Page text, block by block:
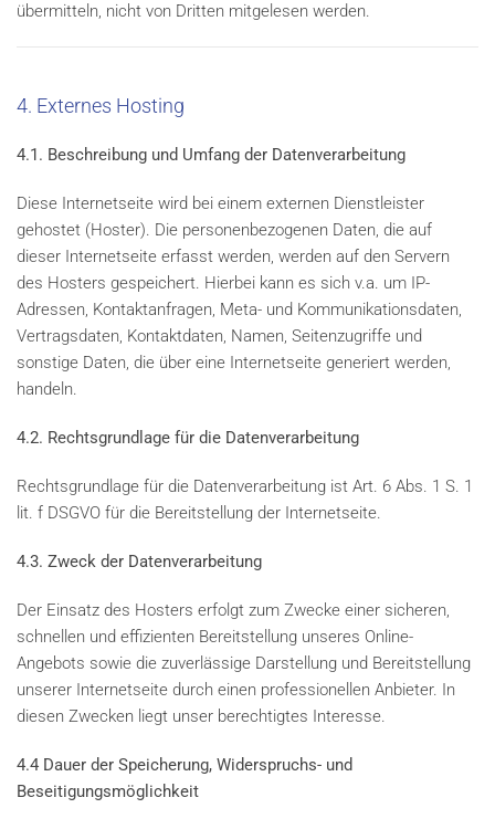
übermitteln, nicht von Dritten mitgelesen werden.
4. Externes Hosting
4.1. Beschreibung und Umfang der Datenverarbeitung
Diese Internetseite wird bei einem externen Dienstleister
gehostet (Hoster). Die personenbezogenen Daten, die auf
dieser Internetseite erfasst werden, werden auf den Servern
des Hosters gespeichert. Hierbei kann es sich v.a. um IP-
Adressen, Kontaktanfragen, Meta- und Kommunikationsdaten,
Vertragsdaten, Kontaktdaten, Namen, Seitenzugriffe und
sonstige Daten, die über eine Internetseite generiert werden,
handeln.
4.2. Rechtsgrundlage für die Datenverarbeitung
Rechtsgrundlage für die Datenverarbeitung ist Art. 6 Abs. 1 S. 1
lit. f DSGVO für die Bereitstellung der Internetseite.
4.3. Zweck der Datenverarbeitung
Der Einsatz des Hosters erfolgt zum Zwecke einer sicheren,
schnellen und effizienten Bereitstellung unseres Online-
Angebots sowie die zuverlässige Darstellung und Bereitstellung
unserer Internetseite durch einen professionellen Anbieter. In
diesen Zwecken liegt unser berechtigtes Interesse.
4.4 Dauer der Speicherung, Widerspruchs- und
Beseitigungsmöglichkeit